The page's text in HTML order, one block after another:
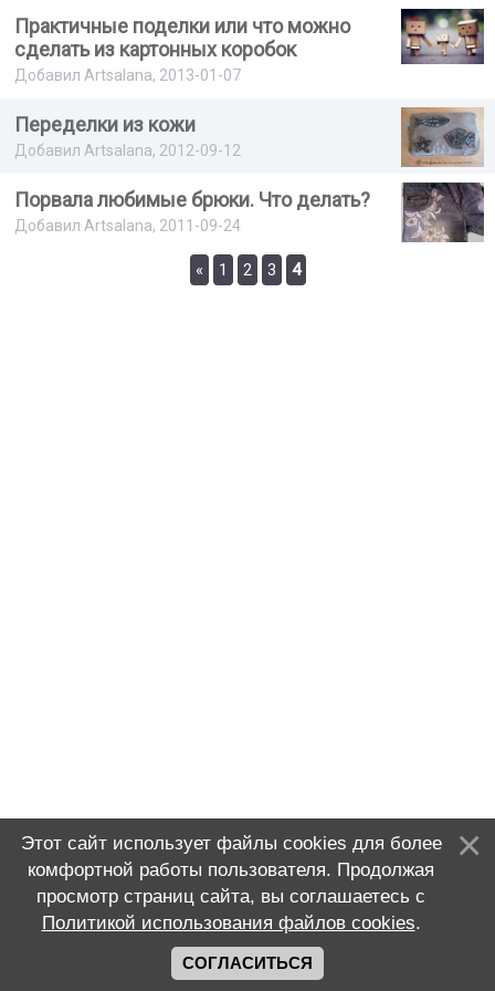
Практичные поделки или что можно
сделать из картонных коробок
Добавил Artsalana, 2013-01-07
Переделки из кожи
Добавил Artsalana, 2012-09-12
Порвала любимые брюки. Что делать?
Добавил Artsalana, 2011-09-24
« 1 2 3 4
Этот сайт использует файлы cookies для более
комфортной работы пользователя. Продолжая
просмотр страниц сайта, вы соглашаетесь с
Политикой использования файлов cookies.
СОГЛАСИТЬСЯ